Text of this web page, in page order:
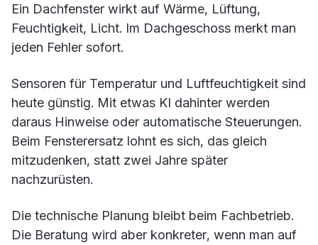
Ein Dachfenster wirkt auf Wärme, Lüftung,
Feuchtigkeit, Licht. Im Dachgeschoss merkt man
jeden Fehler sofort.
Sensoren für Temperatur und Luftfeuchtigkeit sind
heute günstig. Mit etwas KI dahinter werden
daraus Hinweise oder automatische Steuerungen.
Beim Fensterersatz lohnt es sich, das gleich
mitzudenken, statt zwei Jahre später
nachzurüsten.
Die technische Planung bleibt beim Fachbetrieb.
Die Beratung wird aber konkreter, wenn man auf